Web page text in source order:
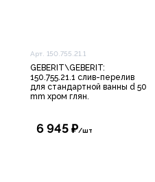
Арт. 150.755.21.1
GEBERIT\GEBERIT:
150.755.21.1 слив-перелив
для стандартной ванны d 50
mm хром глян.
6 945 ₽/шт